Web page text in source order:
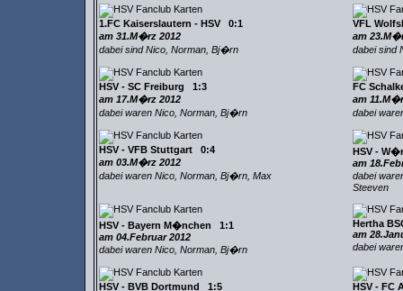
1.FC Kaiserslautern - HSV 0:1
am 31.M�rz 2012
dabei sind Nico, Norman, Bj�rn
VFL
am
dabei sind
HSV - SC Freiburg 1:3
am 17.M�rz 2012
dabei waren Nico, Norman, Bj�rn
FC
am
dabei
HSV - VFB Stuttgart 0:4
am 03.M�rz 2012
dabei waren Nico, Norman, Bj�rn, Max
HSV -
am
dabei
Steeven
HSV - Bayern M�nchen 1:1
am 04.Februar 2012
dabei waren Nico, Norman, Bj�rn
Hertha
am
dabei
HSV - BVB Dortmund 1:5
HSV - FC